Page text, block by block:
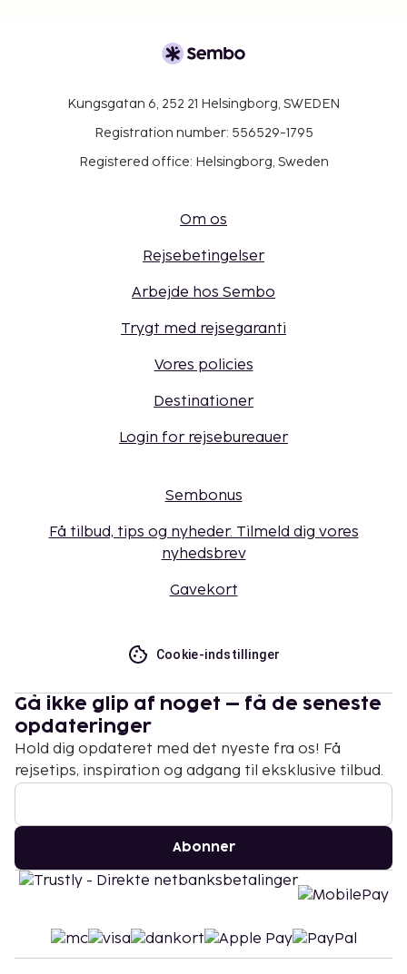
Kungsgatan 6, 252 21 Helsingborg, SWEDEN
Registration number: 556529-1795
Registered office: Helsingborg, Sweden
Om os
Rejsebetingelser
Arbejde hos Sembo
Trygt med rejsegaranti
Vores policies
Destinationer
Login for rejsebureauer
Sembonus
Få tilbud, tips og nyheder. Tilmeld dig vores
nyhedsbrev
Gavekort
Cookie-indstillinger
Gå ikke glip af noget – få de seneste
opdateringer
Hold dig opdateret med det nyeste fra os! Få
rejsetips, inspiration og adgang til eksklusive tilbud.
Abonner